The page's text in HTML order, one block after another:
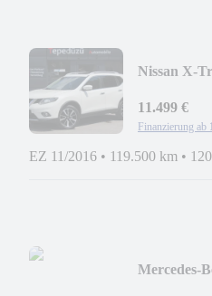
Nissan X-
SITZER
11.499 €
Finanzierung ab
EZ 11/2016 • 119.500 km •
Mercedes-